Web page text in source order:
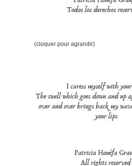
(cloquer pour agrandir)